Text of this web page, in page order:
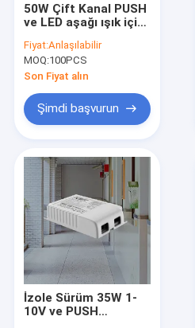
50W Çift Kanal PUSH
ve LED aşağı ışık için
sürücüsü
Fiyat:Anlaşılabilir
MOQ:100PCS
Son Fiyat alın
Şimdi başvurun
İzole Sürüm 35W 1-
10V ve PUSH